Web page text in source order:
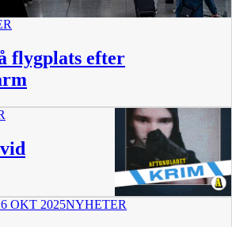
flygplats efter
57 min
OKT 2025NYHETER